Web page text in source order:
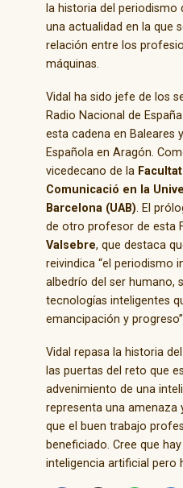
la historia del periodismo
una actualidad en la que
relación entre los
máquinas.
Vidal ha sido jefe de los
Radio Nacional de
esta cadena en Baleares
Española en Aragón.
vicedecano de la
Comunicació en la
Barcelona (UAB) . El
de otro profesor de esta
Valsebre, que destaca
reivindica “el periodismo
albedrío del ser humano,
tecnologías inteligentes
emancipación y progreso”.
Vidal repasa la historia
las puertas del reto que
advenimiento de una
representa una amenaza
que el buen trabajo
beneficiado. Cree que
inteligencia artificial pero